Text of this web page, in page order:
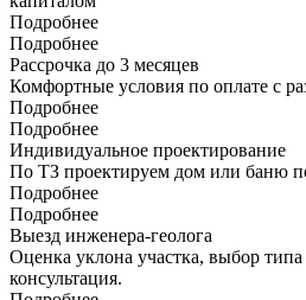
Подробнее
Подробнее
Рассрочка до 3 месяцев
Комфортные условия по оплате с
Подробнее
Подробнее
Индивидуальное проектирование
По ТЗ проектируем дом или баню
Подробнее
Подробнее
Выезд инженера-геолога
Оценка уклона участка, выбор
консультация.